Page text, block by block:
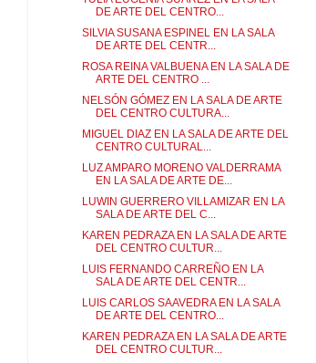
DE ARTE DEL CENTRO...
SILVIA SUSANA ESPINEL EN LA SALA
DE ARTE DEL CENTR...
ROSA REINA VALBUENA EN LA SALA DE
ARTE DEL CENTRO ...
NELSÓN GÓMEZ EN LA SALA DE ARTE
DEL CENTRO CULTURA...
MIGUEL DIAZ EN LA SALA DE ARTE DEL
CENTRO CULTURAL...
LUZ AMPARO MORENO VALDERRAMA
EN LA SALA DE ARTE DE...
LUWIN GUERRERO VILLAMIZAR EN LA
SALA DE ARTE DEL C...
KAREN PEDRAZA EN LA SALA DE ARTE
DEL CENTRO CULTUR...
LUIS FERNANDO CARREÑO EN LA
SALA DE ARTE DEL CENTR...
LUIS CARLOS SAAVEDRA EN LA SALA
DE ARTE DEL CENTRO...
KAREN PEDRAZA EN LA SALA DE ARTE
DEL CENTRO CULTUR...